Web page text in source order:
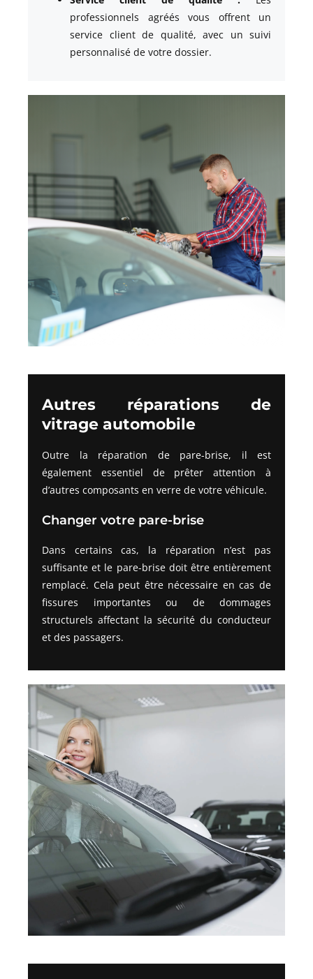
professionnels agréés vous offrent un
service client de qualité, avec un suivi
personnalisé de votre dossier.
Autres réparations de
vitrage automobile
Outre la réparation de pare-brise, il est
également essentiel de prêter attention à
d’autres composants en verre de votre véhicule.
Changer votre pare-brise
Dans certains cas, la réparation n’est pas
suffisante et le pare-brise doit être entièrement
remplacé. Cela peut être nécessaire en cas de
fissures importantes ou de dommages
structurels affectant la sécurité du conducteur
et des passagers.